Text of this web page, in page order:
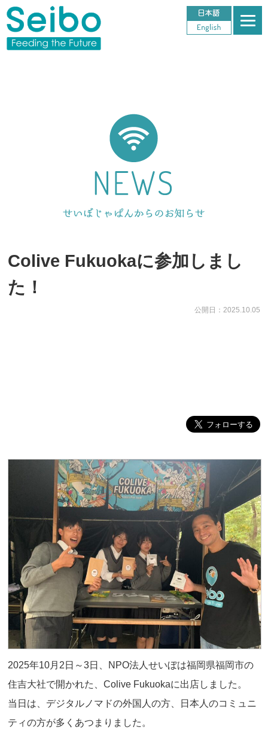
Colive Fukuokaに参加しまし
た！
公開日：2025.10.05
2025年10月2日～3日、NPO法人せいぼは福岡県福岡市の
住吉大社で開かれた、Colive Fukuokaに出店しました。
当日は、デジタルノマドの外国人の方、日本人のコミュニ
ティの方が多くあつまりました。